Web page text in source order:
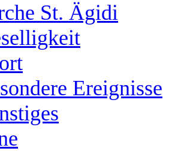
St. Ägidi
Ereignisse